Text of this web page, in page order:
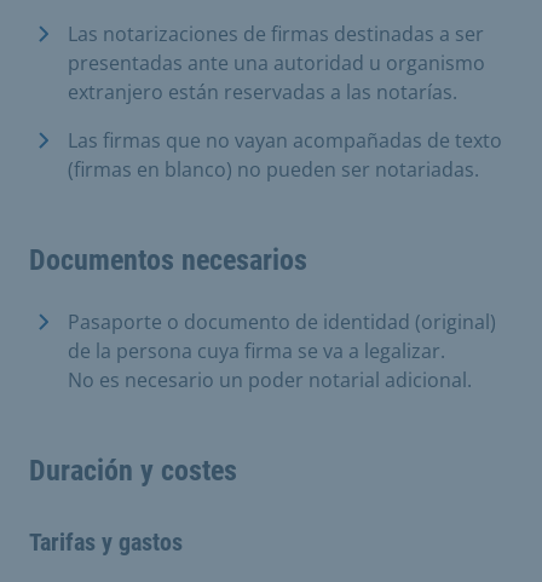
Las notarizaciones de firmas destinadas a ser
presentadas ante una autoridad u organismo
extranjero están reservadas a las notarías.
Las firmas que no vayan acompañadas de texto
(firmas en blanco) no pueden ser notariadas.
Documentos necesarios
Pasaporte o documento de identidad (original)
de la persona cuya firma se va a legalizar.
No es necesario un poder notarial adicional.
Duración y costes
Tarifas y gastos